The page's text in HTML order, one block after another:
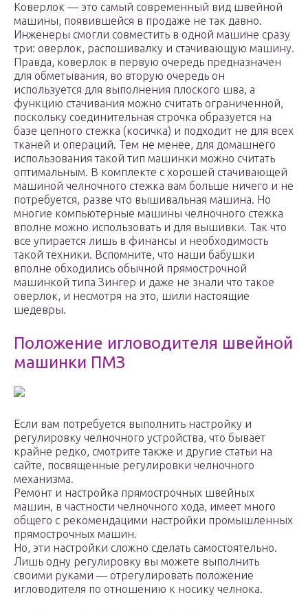
Коверлок — это самый современный вид швейной
машины, появившейся в продаже не так давно.
Инженеры смогли совместить в одной машине сразу
три: оверлок, распошивалку и стачивающую машину.
Правда, коверлок в первую очередь предназначен
для обметывания, во вторую очередь он
используется для выполнения плоского шва, а
функцию стачивания можно считать ограниченной,
поскольку соединительная строчка образуется на
базе цепного стежка (косичка) и подходит не для всех
тканей и операций. Тем не менее, для домашнего
использования такой тип машинки можно считать
оптимальным. В комплекте с хорошей стачивающей
машиной челночного стежка вам больше ничего и не
потребуется, разве что вышивальная машина. Но
многие компьютерные машины челночного стежка
вполне можно использовать и для вышивки. Так что
все упирается лишь в финансы и необходимость
такой техники. Вспомните, что наши бабушки
вполне обходились обычной прямострочной
машинкой типа Зингер и даже не знали что такое
оверлок, и несмотря на это, шили настоящие
шедевры.
Положение игловодителя швейной
машинки ПМЗ
Если вам потребуется выполнить настройку и
регулировку челночного устройства, что бывает
крайне редко, смотрите также и другие статьи на
сайте, посвященные регулировки челночного
механизма.
Ремонт и настройка прямострочных швейных
машин, в частности челночного хода, имеет много
общего с рекомендацими настройки промышленных
прямострочных машин.
Но, эти настройки сложно сделать самостоятельно.
Лишь одну регулировку вы можете выполнить
своими руками — отрегулировать положение
игловодителя по отношению к носику челнока.